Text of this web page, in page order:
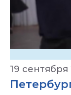
19 сентября